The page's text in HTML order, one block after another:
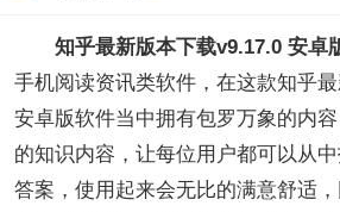
知乎最新版本下载v9.17.0 安卓
手机阅读资讯类软件，在这款知乎
安卓版软件当中拥有包罗万象的内
的知识内容，让每位用户都可以从
答案，使用起来会无比的满意舒适